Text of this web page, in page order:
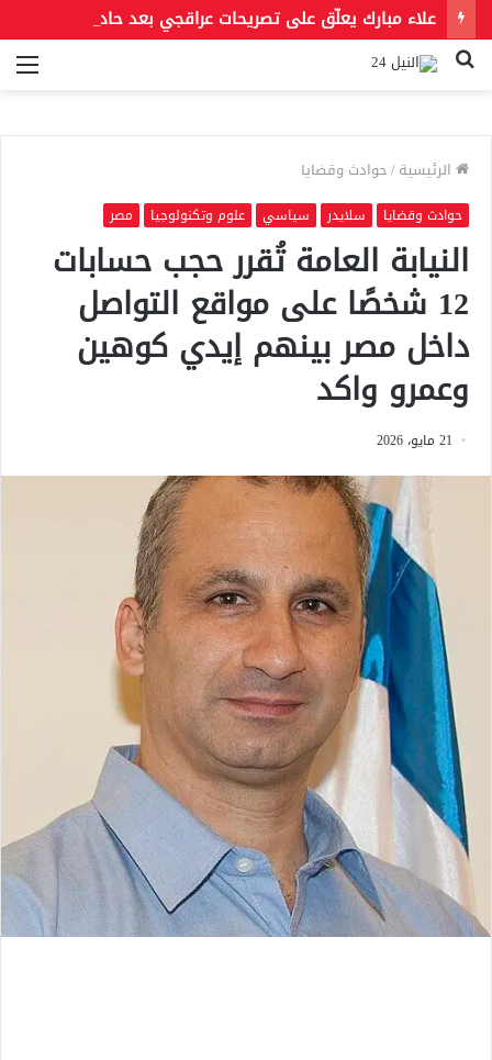
بحث
الرئيسية/حوادث وقضايا
حوادث وقضايا سلايدر سياسي علوم وتكنولوجيا مصر
النيابة العامة تُقرر حجب حسابات
12 شخصًا على مواقع التواصل
داخل مصر بينهم إيدي كوهين
وعمرو واكد
21 مايو، 2026